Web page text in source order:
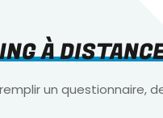
À
un questionnaire,